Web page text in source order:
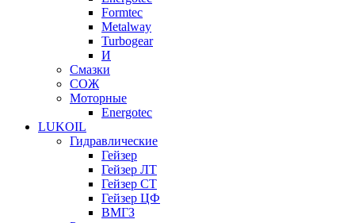
Formtec
Metalway
Turbogear
И
Смазки
СОЖ
Моторные
Energotec
LUKOIL
Гидравлические
Гейзер
Гейзер ЛТ
Гейзер СТ
Гейзер ЦФ
ВМГЗ